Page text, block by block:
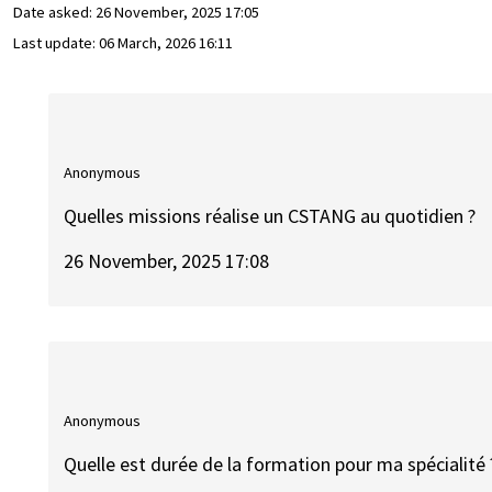
Date asked: 26 November, 2025 17:05
Last update: 06 March, 2026 16:11
Anonymous
Quelles missions réalise un CSTANG au quotidien ?
26 November, 2025 17:08
Anonymous
Quelle est durée de la formation pour ma spécialité